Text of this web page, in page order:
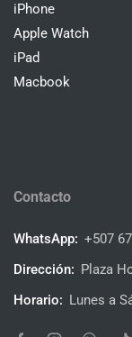
iPhone
Apple Watch
iPad
Macbook
Contacto
WhatsApp: +507
Dirección: Plaza
Horario: Lunes a